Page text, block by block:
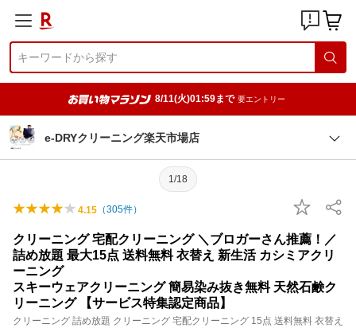
8/11(火)01:59まで 要エントリー
e-DRYクリーニング楽天市場店
1/18
4.15 （305件）
クリーニング 宅配クリーニング ＼ブロガーさん推薦！／
詰め放題 最大15点 送料無料 衣替え 新生活 カシミアクリ
ーニング
スキーウェアクリーニング 簡易染み抜き無料 天然石鹸ク
リーニング 【サービス特集認定商品】
クリーニング 詰め放題 クリーニング 宅配クリーニング 15点 送料無料 衣替え